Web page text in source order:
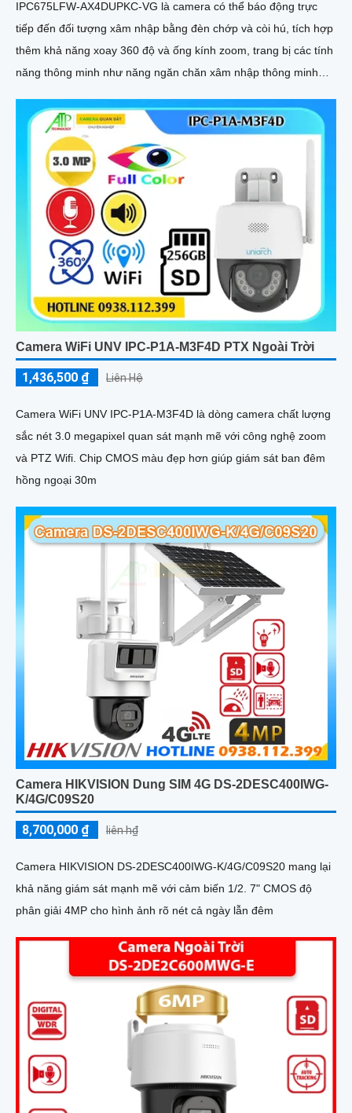
IPC675LFW-AX4DUPKC-VG là camera có thể báo động trực
tiếp đến đối tượng xâm nhập bằng đèn chớp và còi hú, tích hợp
thêm khả năng xoay 360 độ và ống kính zoom, trang bị các tính
năng thông minh như năng ngăn chăn xâm nhập thông minh
Camera WiFi UNV IPC-P1A-M3F4D PTX Ngoài Trời
1,436,500 ₫ Liên Hệ
Camera WiFi UNV IPC-P1A-M3F4D là dòng camera chất lượng
sắc nét 3.0 megapixel quan sát mạnh mẽ với công nghệ zoom
và PTZ Wifi. Chip CMOS màu đẹp hơn giúp giám sát ban đêm
hồng ngoại 30m
Camera HIKVISION Dung SIM 4G DS-2DESC400IWG-
K/4G/C09S20
8,700,000 ₫ liên h₫
Camera HIKVISION DS-2DESC400IWG-K/4G/C09S20 mang lại
khả năng giám sát mạnh mẽ với cảm biến 1/2. 7" CMOS độ
phân giải 4MP cho hình ảnh rõ nét cả ngày lẫn đêm